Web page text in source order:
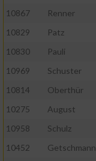
10867
Renner
10829
Patz
10830
Pauli
10969
Schuster
10814
Oberthür
10275
August
10958
Schulz
10452
Getschmann